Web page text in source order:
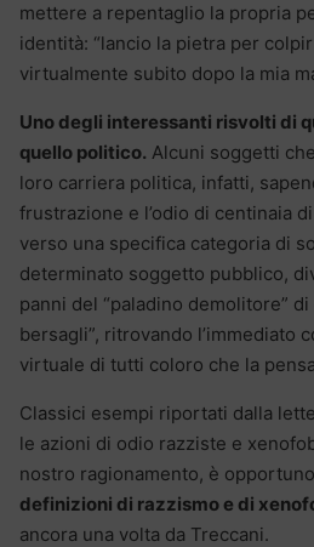
mettere a repentaglio la propria
identità: “lancio la pietra per
virtualmente subito dopo la mia
Uno degli interessanti risvolti di
quello politico. Alcuni soggetti
loro carriera politica, infatti,
frustrazione e l’odio di centinaia
verso una specifica categoria di
determinato soggetto pubblico,
panni del “paladino demolitore”
bersagli”, ritrovando l’immediato
virtuale di tutti coloro che la
Classici esempi riportati dalla
le azioni di odio razziste e
nostro ragionamento, è
definizioni di razzismo e di
ancora una volta da Treccani.